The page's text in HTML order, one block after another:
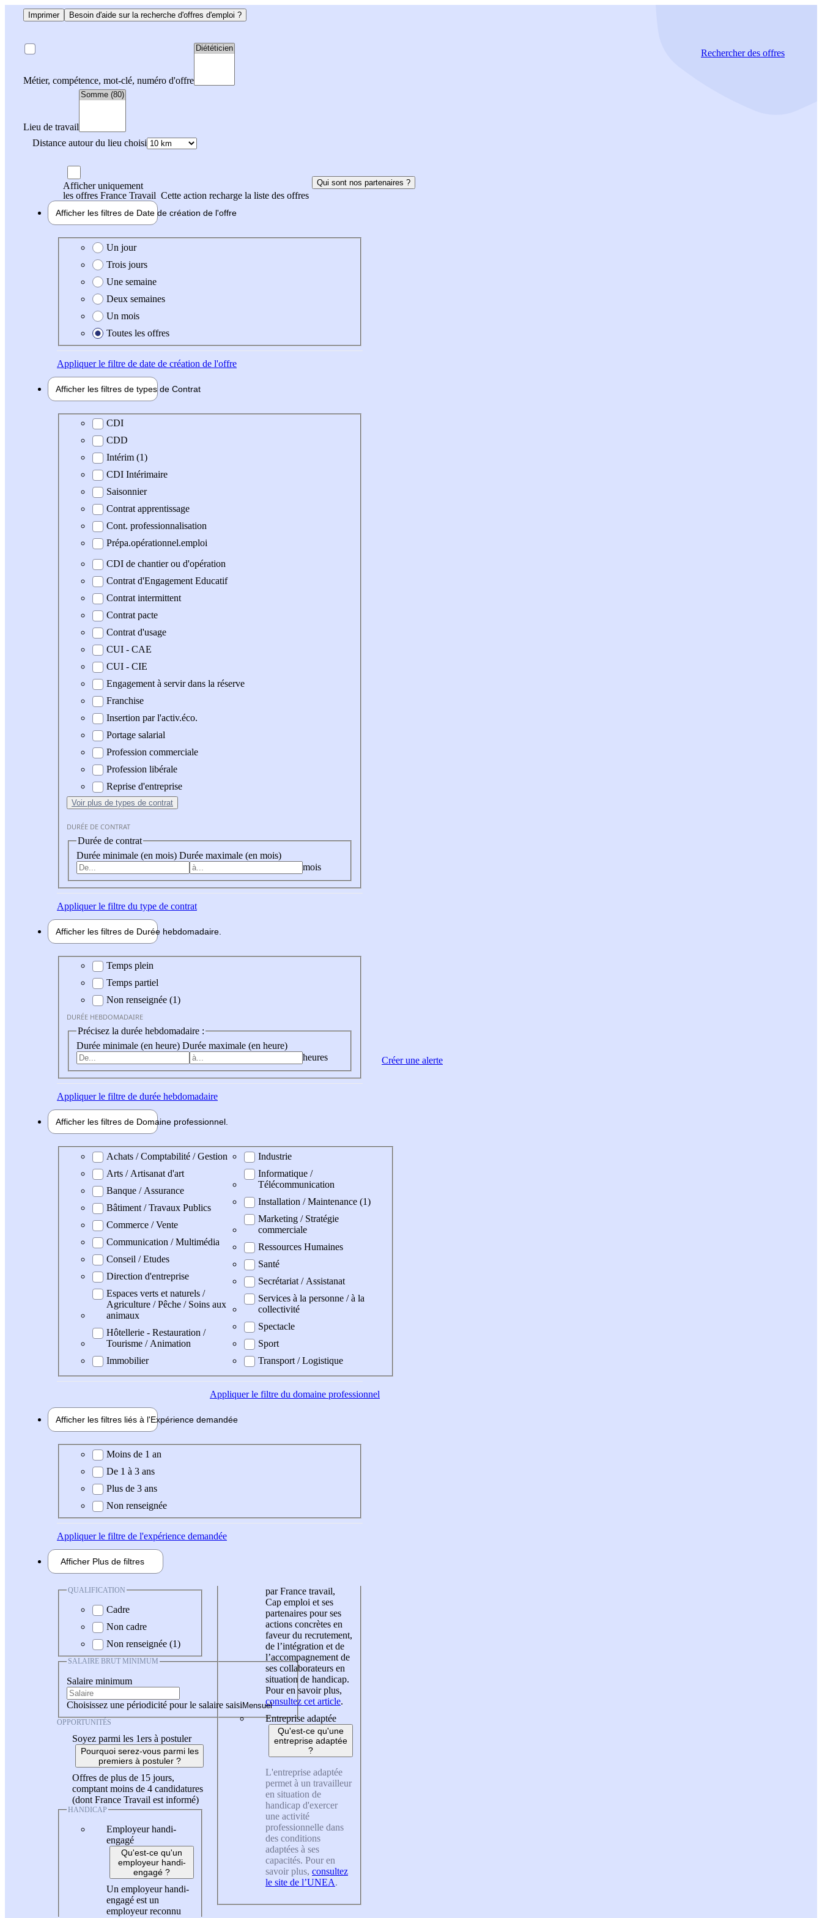
Imprimer Besoin d'aide sur la recherche d'offres d'emploi ?
Métier, compétence, mot-clé, numéro d'offre
Lieu de travail
Distance autour du lieu choisi
Rechercherdes offres
Afficher uniquement
les offres France Travail Cette action recharge la liste des offres
Qui sont nos partenaires ?
Afficher les filtres de Date de création de l'offre
Date de création de l'offre
Un jour
Trois jours
Une semaine
Deux semaines
Un mois
Toutes les offres
Appliquerle filtre de date de création de l'offre
Afficher les filtres de types de Contrat
Type de contrat
CDI
CDD
Intérim (1)
CDI Intérimaire
Saisonnier
Contrat apprentissage
Cont. professionnalisation
Prépa.opérationnel.emploi
CDI de chantier ou d'opération
Contrat d'Engagement Educatif
Contrat intermittent
Contrat pacte
Contrat d'usage
CUI - CAE
CUI - CIE
Engagement à servir dans la réserve
Franchise
Insertion par l'activ.éco.
Portage salarial
Profession commerciale
Profession libérale
Reprise d'entreprise
Voir plus de types de contrat
DURÉE DE CONTRAT
Durée de contrat
Durée minimale (en mois) Durée maximale (en mois)
mois
Appliquerle filtre du type de contrat
Afficher les filtres de Durée hebdomadaire
Durée hebdomadaire
Temps plein
Temps partiel
Non renseignée (1)
DURÉE HEBDOMADAIRE
Précisez la durée hebdomadaire :
Durée minimale (en heure) Durée maximale (en heure)
heures
Appliquerle filtre de durée hebdomadaire
Afficher les filtres de Domaine professionnel
Domaine professionel
Achats / Comptabilité / Gestion
Arts / Artisanat d'art
Banque / Assurance
Bâtiment / Travaux Publics
Commerce / Vente
Communication / Multimédia
Conseil / Etudes
Direction d'entreprise
Espaces verts et naturels /
Agriculture / Pêche / Soins aux
animaux
Hôtellerie - Restauration /
Tourisme / Animation
Immobilier
Industrie
Informatique /
Télécommunication
Installation / Maintenance (1)
Marketing / Stratégie
commerciale
Ressources Humaines
Santé
Secrétariat / Assistanat
Services à la personne / à la
collectivité
Spectacle
Sport
Transport / Logistique
Appliquerle filtre du domaine professionnel
Afficher les filtres liés à l'Expérience demandée
Expérience demandée
Moins de 1 an
De 1 à 3 ans
Plus de 3 ans
Non renseignée
Appliquerle filtre de l'expérience demandée
Afficher Plus de filtres
QUALIFICATION
Cadre
Non cadre
Non renseignée (1)
SALAIRE BRUT MINIMUM
Salaire minimum
Choisissez une périodicité pour le salaire saisi
OPPORTUNITÉS
Soyez parmi les 1ers à postuler
Pourquoi serez-vous parmi les
premiers à postuler ?
Offres de plus de 15 jours,
comptant moins de 4 candidatures
(dont France Travail est informé)
HANDICAP
Employeur handi-
engagé
Qu'est-ce qu'un
employeur handi-
engagé ?
Un employeur handi-
engagé est un
employeur reconnu
par France travail,
Cap emploi et ses
partenaires pour ses
actions concrètes en
faveur du recrutement,
de l’intégration et de
l’accompagnement de
ses collaborateurs en
situation de handicap.
Pour en savoir plus,
consultez cet article.
Entreprise adaptée
Qu'est-ce qu'une
entreprise adaptée
?
L'entreprise adaptée
permet à un travailleur
en situation de
handicap d'exercer
une activité
professionnelle dans
des conditions
adaptées à ses
capacités. Pour en
savoir plus, consultez
le site de l’UNEA.
Créer une alerte